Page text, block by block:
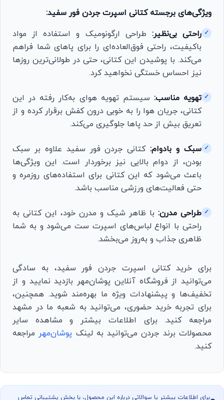
ویژگی‌های برجسته کتانی اسپرت جردن فور سفید:
✓ راحتی بی‌نظیر: طراحی ارگونومیک و استفاده از مواد
باکیفیت، راحتی فوق‌العاده‌ای را برای پاهای شما فراهم
می‌کند. با پوشیدن این کتانی، حتی در طولانی‌ترین روزها
نیز احساس خستگی نخواهید کرد.
✓ تهویه مناسب: سیستم تهویه هوای به‌کار رفته در این
کتانی، جریان هوا را به خوبی درون کفش برقرار کرده و از
تعریق بیش از حد پاها جلوگیری می‌کند.
✓ سبک و بادوام:کتانی جردن فور سفید علاوه بر سبک
بودن، از دوام بالایی نیز برخوردار است. این ویژگی‌ها
باعث می‌شود که این کتانی برای استفاده‌های روزمره و
حتی فعالیت‌های ورزشی مناسب باشد.
✓ طراحی مدرن: با ظاهر شیک و مدرن خود، این کتانی به
راحتی با انواع لباس‌های اسپرت ست می‌شود و به شما
ظاهری جذاب و به‌روز می‌بخشد.
برای خرید کتانی اسپرت جردن فور سفید، به سادگی
می‌توانید از فروشگاه آنلاین پوشان‌مهر بازدید نمایید و از
تخفیف‌ها و پیشنهادات ویژه ما بهره‌مند شوید. همچنین،
برای تجربه خرید حضوری، می‌توانید به شعبه ما در مشهد
مراجعه کنید. برای اطلاعات بیشتر و مشاهده سایر
محصولات برند جردن می‌توانید به لینک پوشان‌مهر مراجعه
کنید.
برای اطلاعات بیشتر یا سوالاتی درباره این محصول، با بخش پشتیبانی تماس